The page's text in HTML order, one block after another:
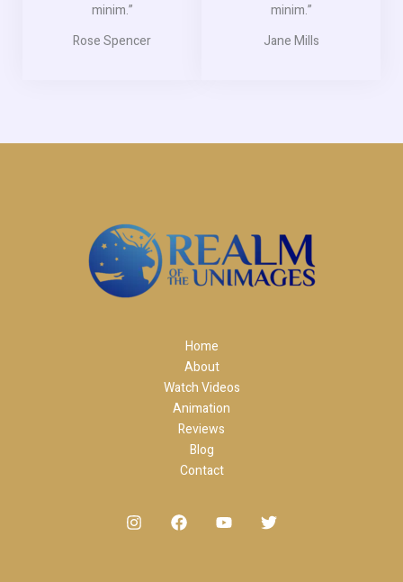
minim.”
Rose Spencer
minim.”
Jane Mills
Home
About
Watch Videos
Animation
Reviews
Blog
Contact